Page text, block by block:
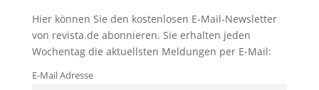
Hier können Sie den kostenlosen E-Mail-Newsletter
von revista.de abonnieren. Sie erhalten jeden
Wochentag die aktuellsten Meldungen per E-Mail:
E-Mail Adresse